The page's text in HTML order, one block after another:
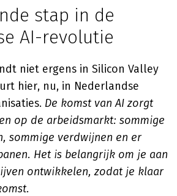
stap in de
AI-revolutie
niet ergens in Silicon Valley
hier, nu, in Nederlandse
De komst van AI zorgt
op de arbeidsmarkt: sommige
sommige verdwijnen en er
Het is belangrijk om je aan
ontwikkelen, zodat je klaar
.